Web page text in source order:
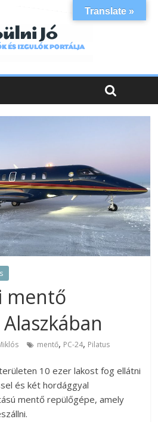
mentő
mentő, PC-24, Pilatus
10 ezer lakost fog ellátni
és két hordággyal
mentő repülőgépe, amely
Translate »